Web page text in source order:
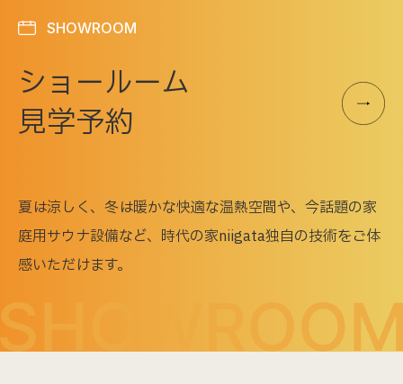
SHOWROOM
ショールーム
見学予約
夏は涼しく、冬は暖かな快適な温熱空間や、今話題の家
庭用サウナ設備など、 時代の家niigata独自の技術をご体
感いただけます。